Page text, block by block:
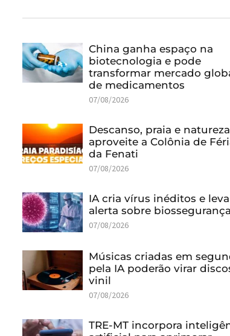
China ganha espaço na
biotecnologia e pode
transformar mercado
de medicamentos
07/08/2026
Descanso, praia e
aproveite a Colônia de
da Fenati
07/08/2026
IA cria vírus inéditos e
alerta sobre biossegurança
07/08/2026
Músicas criadas em
pela IA poderão virar
vinil
07/08/2026
TRE-MT incorpora